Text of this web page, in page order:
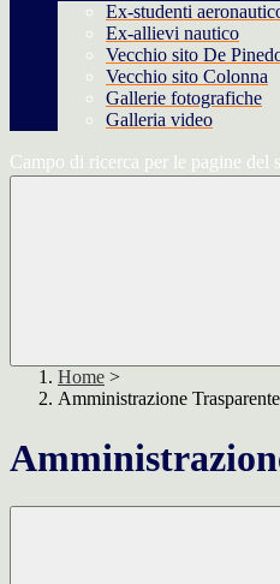
Ex-studenti
Ex-allievi nautico
Vecchio sito De
Vecchio sito Colonna
Gallerie fotografiche
Galleria video
Campo di ricerca per le pagine del
Home >
Amministrazione Trasparente